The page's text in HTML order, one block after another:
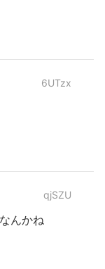
6UTzx
qjSZU
んかね